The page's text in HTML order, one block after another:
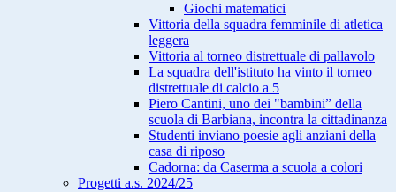
Giochi matematici
Vittoria della squadra femminile di atletica
leggera
Vittoria al torneo distrettuale di pallavolo
La squadra dell'istituto ha vinto il torneo
distrettuale di calcio a 5
Piero Cantini, uno dei "bambini” della
scuola di Barbiana, incontra la cittadinanza
Studenti inviano poesie agli anziani della
casa di riposo
Cadorna: da Caserma a scuola a colori
Progetti a.s. 2024/25